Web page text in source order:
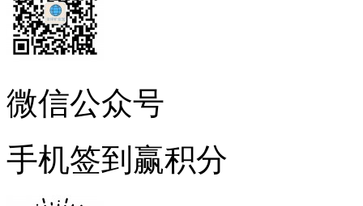
微信公众号
手机签到赢积分